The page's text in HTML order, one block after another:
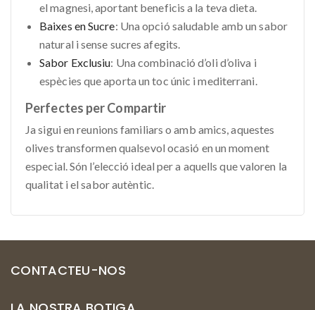
el magnesi, aportant beneficis a la teva dieta.
Baixes en Sucre: Una opció saludable amb un sabor
natural i sense sucres afegits.
Sabor Exclusiu: Una combinació d’oli d’oliva i
espècies que aporta un toc únic i mediterrani.
Perfectes per Compartir
Ja sigui en reunions familiars o amb amics, aquestes
olives transformen qualsevol ocasió en un moment
especial. Són l’elecció ideal per a aquells que valoren la
qualitat i el sabor autèntic.
CONTACTEU-NOS